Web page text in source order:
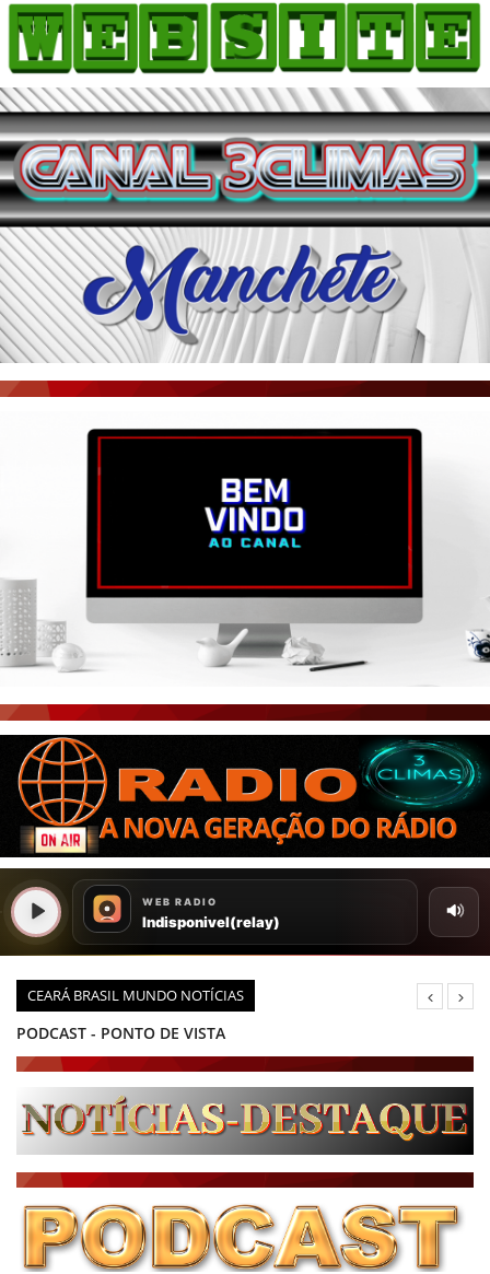
CEARÁ BRASIL MUNDO NOTÍCIAS
PODCAST - PONTO DE VISTA
NOTÍCIAS DESTAQUE DO DIA
BRASIL NOTÍCIAS
BRASIL MUNDO AO VIVO
O MUNDO É NOTÍCIA
HOME
COMO ANUNCIAR
JORNAIS DO BRASIL
PODCAST/NOTÍCIAS
AS NOTÍCIAS DO DIA
ACONTECEU...VIROU MANCHETE!
BLOGS & COLUNAS
AGÊNCIA DE NOTÍCIAS
CNN BRASIL
ÚLTIMAS POSTAGENS
BOAS NOTÍCIAS...VIRAM MANCHETE!
CEARÁ BRASIL NOTÍCIAS
CEARÁ BRASIL MUNDO 1
BRASIL DE FATO
NOTÍCIAS GERAIS
CONECTE-SE
REGISTO